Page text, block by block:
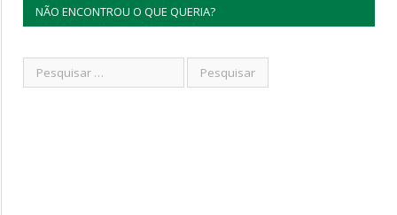
NÃO ENCONTROU O QUE QUERIA?